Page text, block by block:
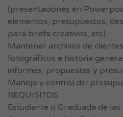
(presentaciones en
elementos, presupuestos,
para briefs creativos, etc).
Mantener archivos de
fotográficos e historia
informes, propuestas y
Manejo y control del
REQUISITOS:
Estudiante o Graduada de